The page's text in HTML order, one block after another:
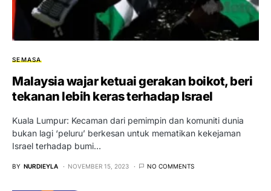
SEMASA
Malaysia wajar ketuai gerakan boikot, beri
tekanan lebih keras terhadap Israel
Kuala Lumpur: Kecaman dari pemimpin dan komuniti dunia
bukan lagi ‘peluru’ berkesan untuk mematikan kekejaman
Israel terhadap bumi…
BY NURDIEYLA NOVEMBER 15, 2023 NO COMMENTS